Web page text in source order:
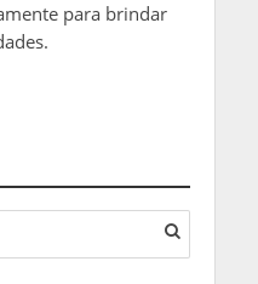
para brindar